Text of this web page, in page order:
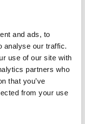
and ads, to
analyse our traffic.
use of our site with
partners who
that you’ve
from your use
ja
kairaa
olevasta
käy
josta ne
Tämän jälkeen
seuraavasta
on